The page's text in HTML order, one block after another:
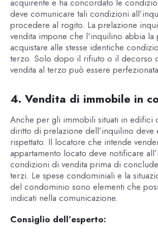
acquirente e ha concordato le
deve comunicare tali condizioni
procedere al rogito. La prelazione
vendita impone che l'inquilino abbia la
acquistare alle stesse identiche
terzo. Solo dopo il rifiuto o il decorso
vendita al terzo può essere
4. Vendita di immobile in
Anche per gli immobili situati in edifici
diritto di prelazione dell’inquilino deve
rispettato. Il locatore che intende
appartamento locato deve notificare
condizioni di vendita prima di
terzi. Le spese condominiali e la
del condominio sono elementi che
indicati nella comunicazione.
Consiglio dell’esperto: